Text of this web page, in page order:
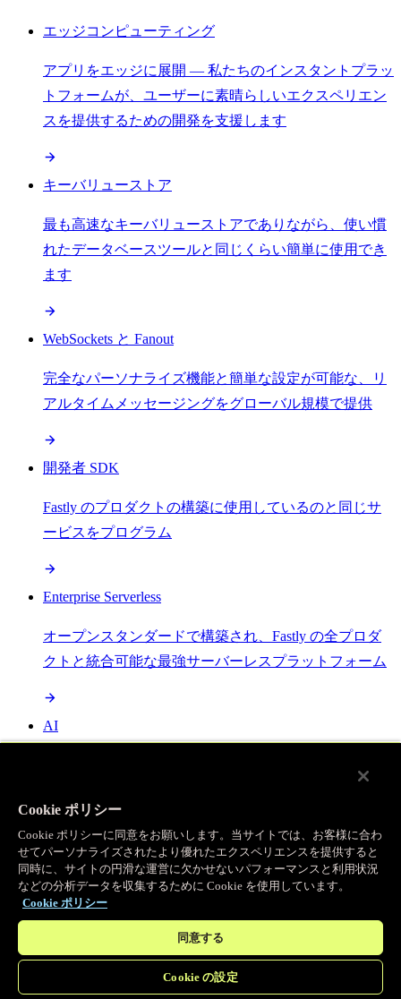
エッジコンピューティング
アプリをエッジに展開 — 私たちのインスタントプラッ
トフォームが、ユーザーに素晴らしいエクスペリエン
スを提供するための開発を支援します
キーバリューストア
最も高速なキーバリューストアでありながら、使い慣
れたデータベースツールと同じくらい簡単に使用でき
ます
WebSockets と Fanout
完全なパーソナライズ機能と簡単な設定が可能な、リ
アルタイムメッセージングをグローバル規模で提供
開発者 SDK
Fastly のプロダクトの構築に使用しているのと同じサ
ービスをプログラム
Enterprise Serverless
オープンスタンダードで構築され、Fastly の全プロダ
クトと統合可能な最強サーバーレスプラットフォーム
AI
Object Storage
送信量ゼロで大容量ファイルにエッジで直接アクセス
プログラマブルキャッシュ
Cookie ポリシー
Cookie ポリシーに同意をお願いします。当サイトでは、お客様に合わ
せてパーソナライズされたより優れたエクスペリエンスを提供すると
同時に、サイトの円滑な運営に欠かせないパフォーマンスと利用状況
などの分析データを収集するために Cookie を使用しています。
Cookie ポリシー
同意する
Cookie の設定